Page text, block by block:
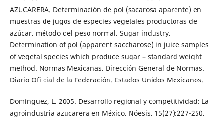
AZUCARERA. Determinación de pol (sacarosa aparente) en
muestras de jugos de especies vegetales productoras de
azúcar. método del peso normal. Sugar industry.
Determination of pol (apparent saccharose) in juice samples
of vegetal species which produce sugar – standard weight
method. Normas Mexicanas. Dirección General de Normas.
Diario Ofi cial de la Federación. Estados Unidos Mexicanos.
Domínguez, L. 2005. Desarrollo regional y competitividad: La
agroindustria azucarera en México. Nóesis. 15(27):227-250.